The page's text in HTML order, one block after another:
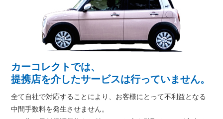
カーコレクトでは、
提携店を介したサービスは行っていません。
全て自社で対応することにより、お客様にとって不利益となる
中間手数料を発生させません。